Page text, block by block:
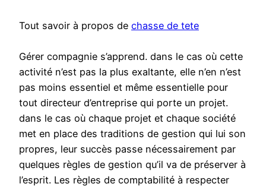
Tout savoir à propos de chasse de tete
Gérer compagnie s’apprend. dans le cas où cette
activité n’est pas la plus exaltante, elle n’en n’est
pas moins essentiel et même essentielle pour
tout directeur d’entreprise qui porte un projet.
dans le cas où chaque projet et chaque société
met en place des traditions de gestion qui lui son
propres, leur succès passe nécessairement par
quelques règles de gestion qu’il va de préserver à
l’esprit. Les règles de comptabilité à respecter